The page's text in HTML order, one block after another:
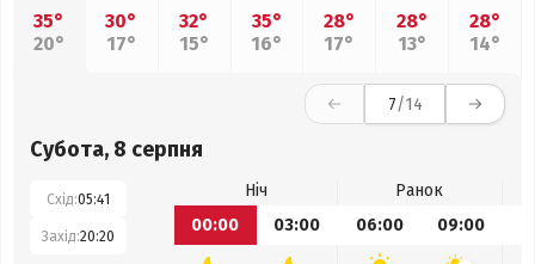
35°
20°
30°
17°
32°
15°
35°
16°
28°
17°
28°
13°
28°
14°
7/14
Субота, 8 серпня
Схід:05:41
Захід:20:20
Ніч
Ранок
00:00
03:00 06:00 09:00